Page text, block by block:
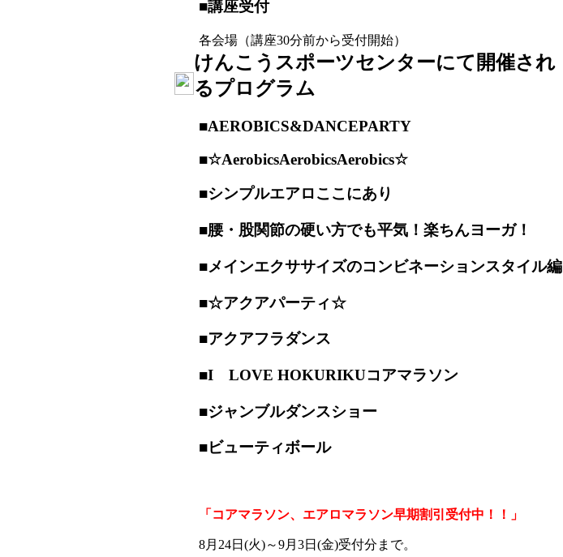
■講座受付
各会場（講座30分前から受付開始）
けんこうスポーツセンターにて開催され
るプログラム
■AEROBICS&DANCEPARTY
■☆AerobicsAerobicsAerobics☆
■シンプルエアロここにあり
■腰・股関節の硬い方でも平気！楽ちんヨーガ！
■メインエクササイズのコンビネーションスタイル編
■☆アクアパーティ☆
■アクアフラダンス
■I LOVE HOKURIKUコアマラソン
■ジャンブルダンスショー
■ビューティボール
「コアマラソン、エアロマラソン早期割引受付中！！」
8月24日(火)～9月3日(金)受付分まで。